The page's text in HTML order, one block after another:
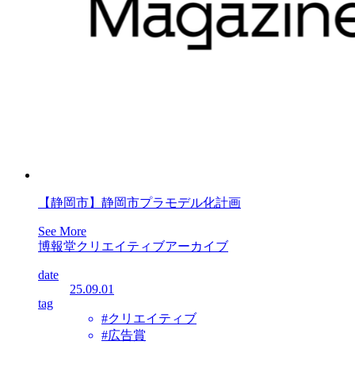
【静岡市】静岡市プラモデル化計画
See More
博報堂クリエイティブアーカイブ
date
25.09.01
tag
#クリエイティブ
#広告賞